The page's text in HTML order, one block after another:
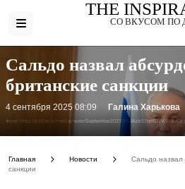
THE
СО ВКУСОМ ПО
Фото: https://cdn.er.ru/media/news/September2023/
Сальдо назвал
британские санкции
4 сентября 2025 08:09 Галина Харькова
Главная Новости
Сальдо назвал
санкции